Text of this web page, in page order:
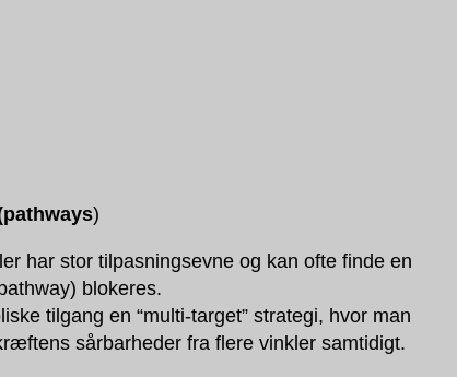
)
har stor tilpasningsevne og kan ofte finde en
blokeres.
tilgang en “multi-target” strategi, hvor man
sårbarheder fra flere vinkler samtidigt.